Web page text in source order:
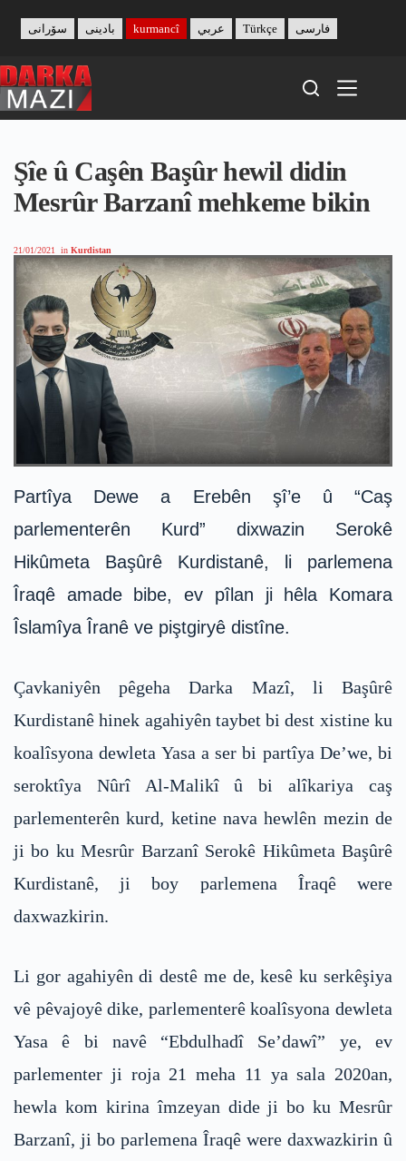
content
بادینی سۆرانی kurmancî عربي Türkçe فارسی
Şîe û Caşên Başûr hewil didin
Mesrûr Barzanî mehkeme bikin
21/01/2021 in Kurdistan
Partîya Dewe a Erebên şî’e û “Caş
parlementerên Kurd” dixwazin Serokê
Hikûmeta Başûrê Kurdistanê, li parlemena
Îraqê amade bibe, ev pîlan ji hêla Komara
Îslamîya Îranê ve piştgiryê distîne.
Çavkaniyên pêgeha Darka Mazî, li Başûrê
Kurdistanê hinek agahiyên taybet bi dest xistine ku
koalîsyona dewleta Yasa a ser bi partîya De’we, bi
seroktîya Nûrî Al-Malikî û bi alîkariya caş
parlementerên kurd, ketine nava hewlên mezin de
ji bo ku Mesrûr Barzanî Serokê Hikûmeta Başûrê
Kurdistanê, ji boy parlemena Îraqê were
daxwazkirin.
Li gor agahiyên di destê me de, kesê ku serkêşiya
vê pêvajoyê dike, parlementerê koalîsyona dewleta
Yasa ê bi navê “Ebdulhadî Se’dawî” ye, ev
parlementer ji roja 21 meha 11 ya sala 2020an,
hewla kom kirina îmzeyan dide ji bo ku Mesrûr
Barzanî, ji bo parlemena Îraqê were daxwazkirin û